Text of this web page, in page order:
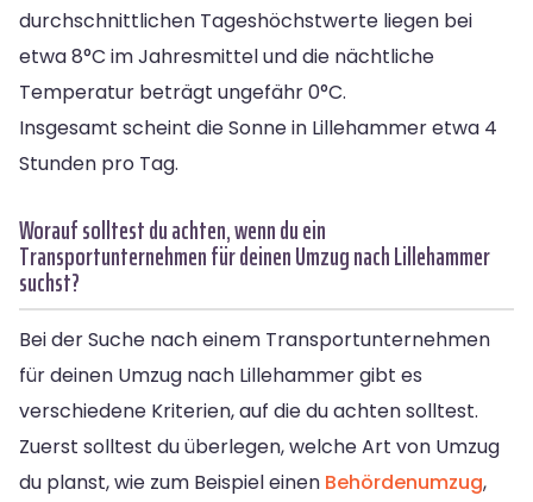
durchschnittlichen Tageshöchstwerte liegen bei
etwa 8°C im Jahresmittel und die nächtliche
Temperatur beträgt ungefähr 0°C.
Insgesamt scheint die Sonne in Lillehammer etwa 4
Stunden pro Tag.
Worauf solltest du achten, wenn du ein
Transportunternehmen für deinen Umzug nach Lillehammer
suchst?
Bei der Suche nach einem Transportunternehmen
für deinen Umzug nach Lillehammer gibt es
verschiedene Kriterien, auf die du achten solltest.
Zuerst solltest du überlegen, welche Art von Umzug
du planst, wie zum Beispiel einen Behördenumzug,